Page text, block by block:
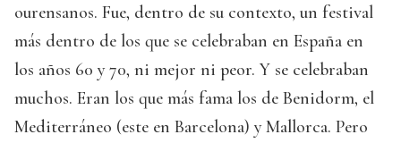
ourensanos. Fue, dentro de su contexto, un festival
más dentro de los que se celebraban en España en
los años 60 y 70, ni mejor ni peor. Y se celebraban
muchos. Eran los que más fama los de Benidorm, el
Mediterráneo (este en Barcelona) y Mallorca. Pero